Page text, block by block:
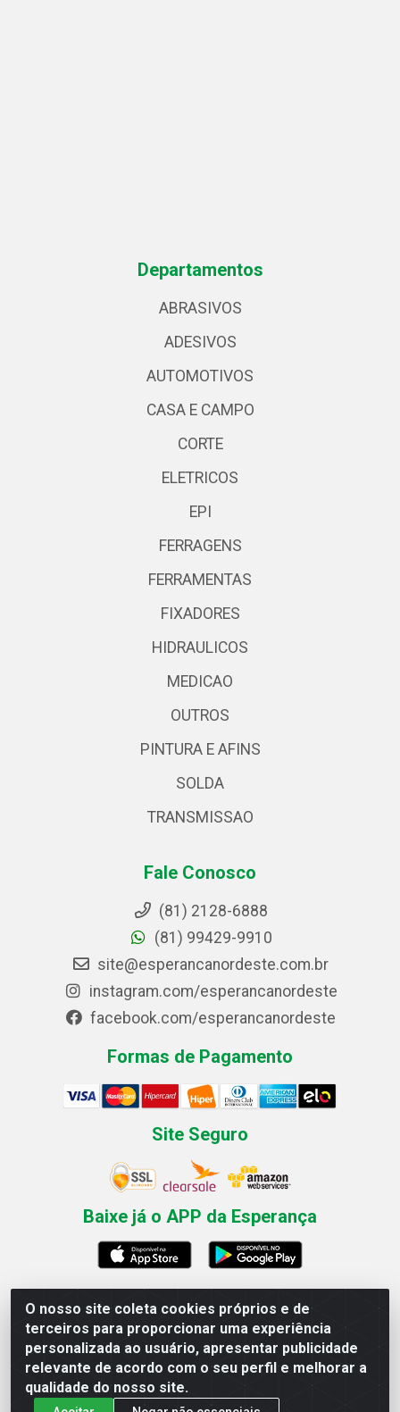
O nosso site coleta cookies próprios e de
terceiros para proporcionar uma experiência
personalizada ao usuário, apresentar publicidade
relevante de acordo com o seu perfil e melhorar a
qualidade do nosso site.
Departamentos
ABRASIVOS
ADESIVOS
AUTOMOTIVOS
CASA E CAMPO
CORTE
ELETRICOS
EPI
FERRAGENS
FERRAMENTAS
FIXADORES
HIDRAULICOS
MEDICAO
OUTROS
PINTURA E AFINS
SOLDA
TRANSMISSAO
Fale Conosco
(81) 2128-6888
(81) 99429-9910
site@esperancanordeste.com.br
instagram.com/esperancanordeste
facebook.com/esperancanordeste
Formas de Pagamento
Site Seguro
Baixe já o APP da Esperança
Esperança Nordeste - Rua Professor Caldas Filho, 291 -
Estância - Recife / PE CEP: 50771-335 - CNPJ
03.666.136/0001-23